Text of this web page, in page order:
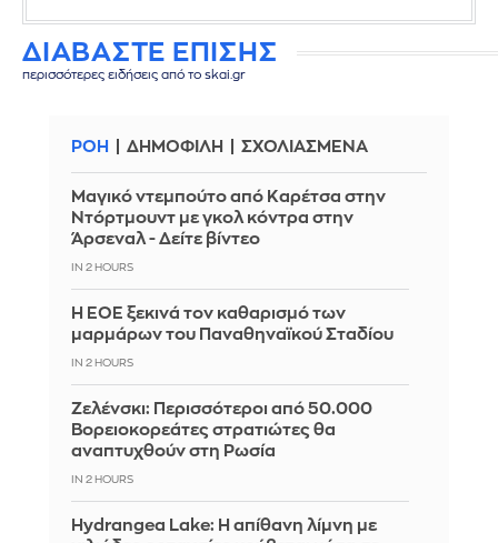
ΔΙΑΒΑΣΤΕ ΕΠΙΣΗΣ
περισσότερες ειδήσεις από το skai.gr
ΡΟΗ ΔΗΜΟΦΙΛΗ ΣΧΟΛΙΑΣΜΕΝΑ
Μαγικό ντεμπούτο από Καρέτσα στην
Ντόρτμουντ με γκολ κόντρα στην
Άρσεναλ - Δείτε βίντεο
IN 2 HOURS
Η ΕΟΕ ξεκινά τον καθαρισμό των
μαρμάρων του Παναθηναϊκού Σταδίου
IN 2 HOURS
Ζελένσκι: Περισσότεροι από 50.000
Βορειοκορεάτες στρατιώτες θα
αναπτυχθούν στη Ρωσία
IN 2 HOURS
Hydrangea Lake: Η απίθανη λίμνη με